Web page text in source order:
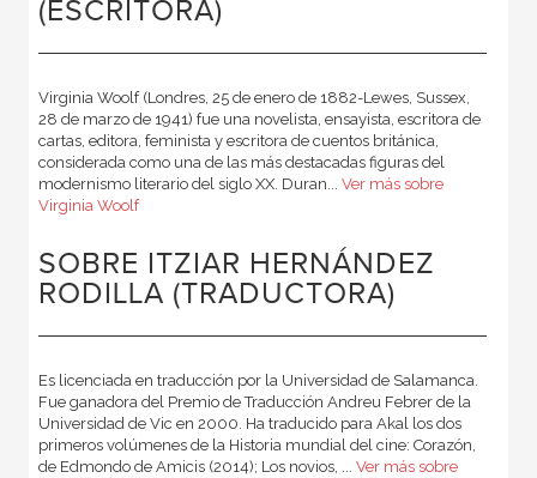
(ESCRITORA)
Virginia Woolf (Londres, 25 de enero de 1882-Lewes, Sussex,
28 de marzo de 1941) fue una novelista, ensayista, escritora de
cartas, editora, feminista y escritora de cuentos británica,
considerada como una de las más destacadas figuras del
modernismo literario del siglo XX. Duran... Ver más sobre
Virginia Woolf
SOBRE ITZIAR HERNÁNDEZ
RODILLA (TRADUCTORA)
Es licenciada en traducción por la Universidad de Salamanca.
Fue ganadora del Premio de Traducción Andreu Febrer de la
Universidad de Vic en 2000. Ha traducido para Akal los dos
primeros volúmenes de la Historia mundial del cine: Corazón,
de Edmondo de Amicis (2014); Los novios, ... Ver más sobre